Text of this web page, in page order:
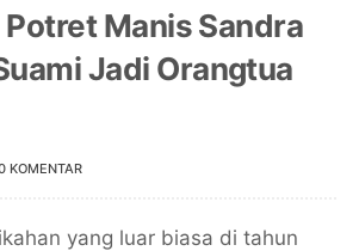
Potret Manis Sandra
Jadi Orangtua
KOMENTAR
yang luar biasa di tahun